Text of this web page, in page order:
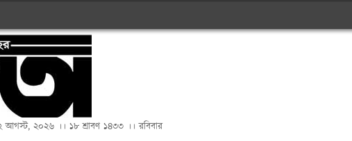
২০২৬ ।। ১৮ শ্রাবণ ১৪৩৩ ।। রবিবার